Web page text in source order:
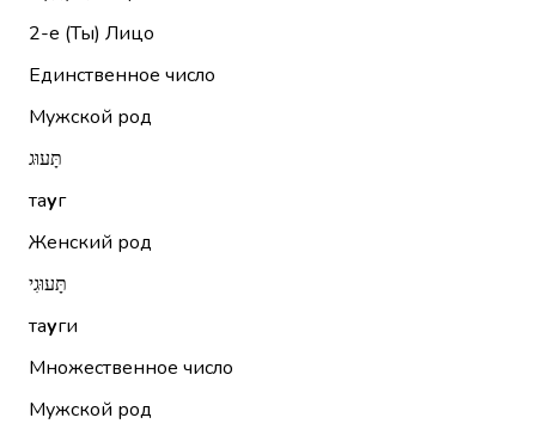
2-е (Ты) Лицо
Единственное число
Мужской род
תָּעוּג
тауг
Женский род
תָּעוּגִי
тауги
Множественное число
Мужской род